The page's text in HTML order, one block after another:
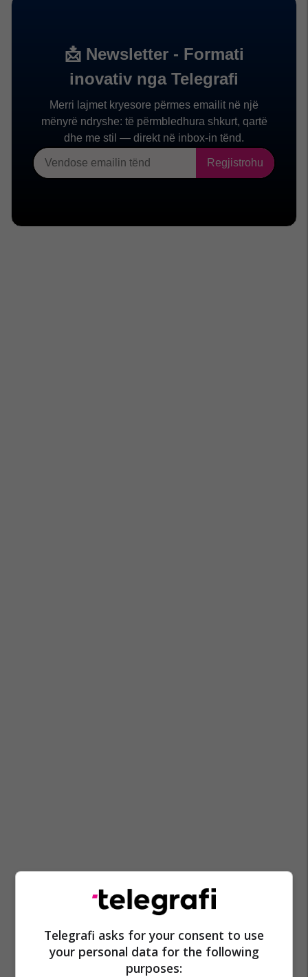
Telegrafi asks for your consent to use
your personal data for the following
purposes: